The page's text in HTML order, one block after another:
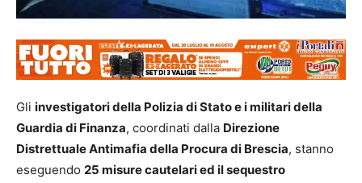
Gli investigatori della Polizia di Stato e i militari della
Guardia di Finanza, coordinati dalla Direzione
Distrettuale Antimafia della Procura di Brescia, stanno
eseguendo 25 misure cautelari ed il sequestro